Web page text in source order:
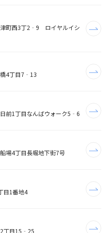
町西3丁2‐9 ロイヤルイシ
4丁目7‐13
前1丁目なんばウォーク5‐6
場4丁目長堀地下街7号
目1番地4
丁目15‐25